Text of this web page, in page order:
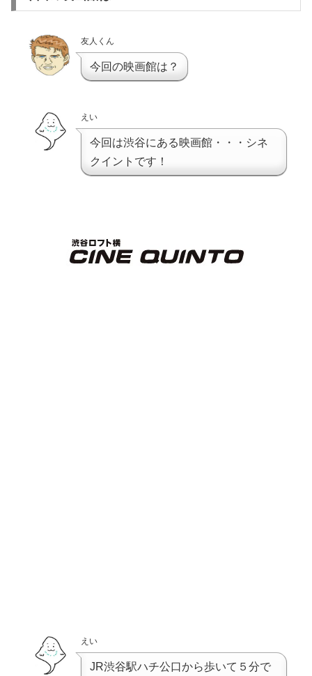
友人くん
今回の映画館は？
えい
今回は渋谷にある映画館・・・シネ
クイントです！
えい
JR渋谷駅ハチ公口から歩いて５分で